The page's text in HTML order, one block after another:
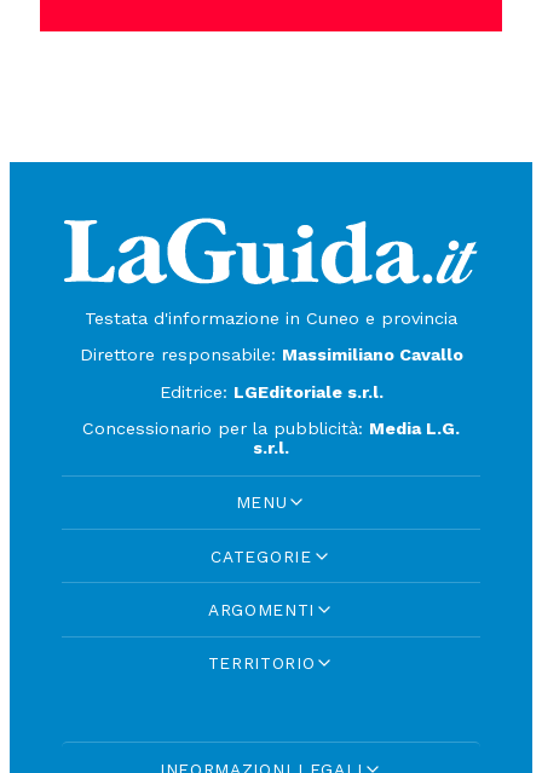
Testata d'informazione in Cuneo e provincia
Direttore responsabile: Massimiliano Cavallo
Editrice: LGEditoriale s.r.l.
Concessionario per la pubblicità: Media L.G.
s.r.l.
MENU
CATEGORIE
ARGOMENTI
TERRITORIO